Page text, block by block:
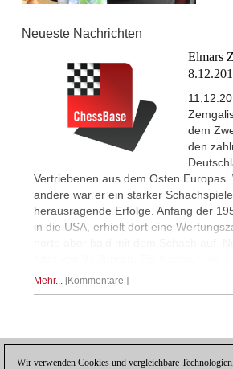
Neueste Nachrichten
Elmars
dem
den
Vertriebenen aus dem Osten Europas.
andere war er ein starker
herausragende Erfolge. Anfang der
in die USA, erhielt dort eine
Mehr... Kommentare
Wir verwenden Cookies und vergleichbare